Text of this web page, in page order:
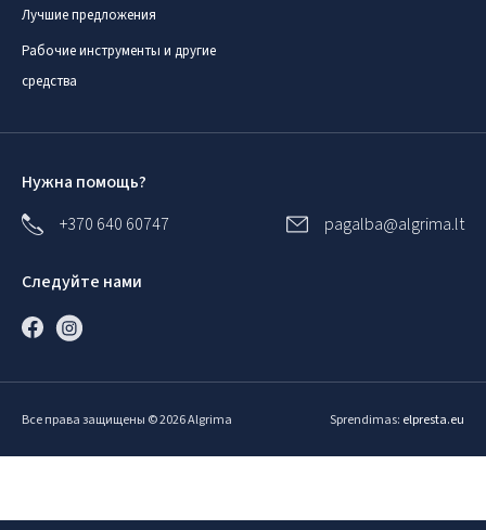
Лучшие предложения
Рабочие инструменты и другие
средства
Нужна помощь?
+370 640 60747
pagalba@algrima.lt
Следуйте нами
Все права защищены © 2026 Algrima Sprendimas: elpresta.eu